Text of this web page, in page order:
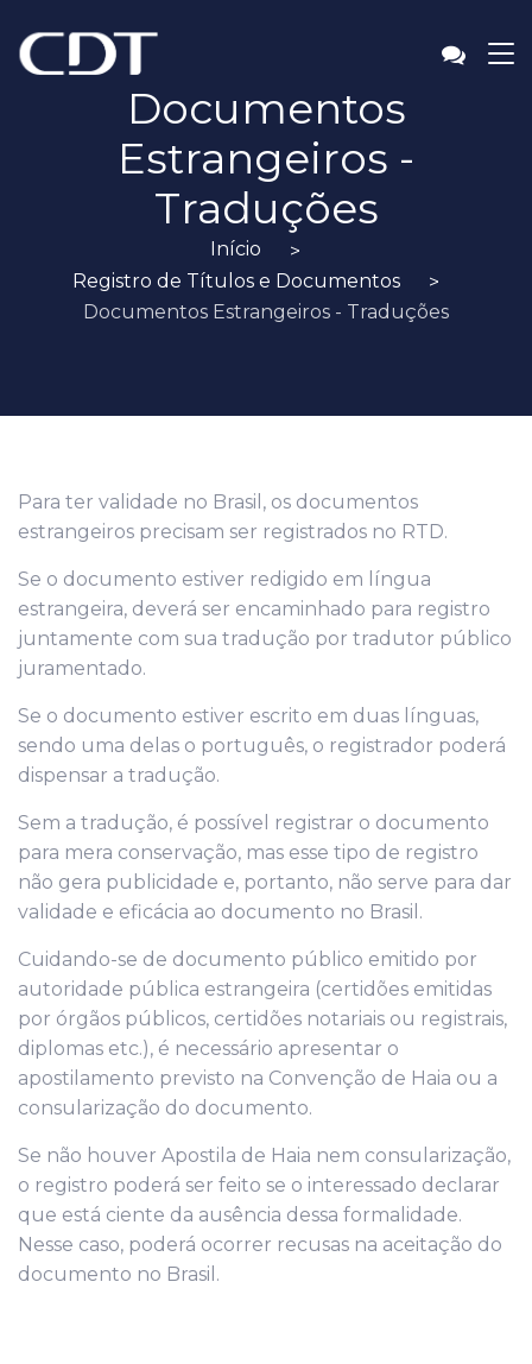
Documentos
Estrangeiros -
Traduções
Início
Registro de Títulos e Documentos
Documentos Estrangeiros - Traduções
Para ter validade no Brasil, os documentos
estrangeiros precisam ser registrados no RTD.
Se o documento estiver redigido em língua
estrangeira, deverá ser encaminhado para registro
juntamente com sua tradução por tradutor público
juramentado.
Se o documento estiver escrito em duas línguas,
sendo uma delas o português, o registrador poderá
dispensar a tradução.
Sem a tradução, é possível registrar o documento
para mera conservação, mas esse tipo de registro
não gera publicidade e, portanto, não serve para dar
validade e eficácia ao documento no Brasil.
Cuidando-se de documento público emitido por
autoridade pública estrangeira (certidões emitidas
por órgãos públicos, certidões notariais ou registrais,
diplomas etc.), é necessário apresentar o
apostilamento previsto na Convenção de Haia ou a
consularização do documento.
Se não houver Apostila de Haia nem consularização,
o registro poderá ser feito se o interessado declarar
que está ciente da ausência dessa formalidade.
Nesse caso, poderá ocorrer recusas na aceitação do
documento no Brasil.